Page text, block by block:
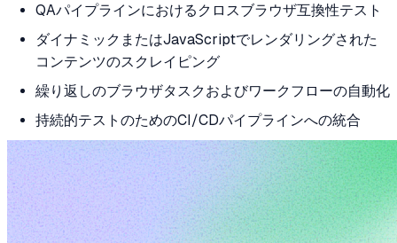
QAパイプラインにおけるクロスブラウザ互換性テスト
ダイナミックまたはJavaScriptでレンダリングされた
コンテンツのスクレイピング
繰り返しのブラウザタスクおよびワークフローの自動化
持続的テストのためのCI/CDパイプラインへの統合